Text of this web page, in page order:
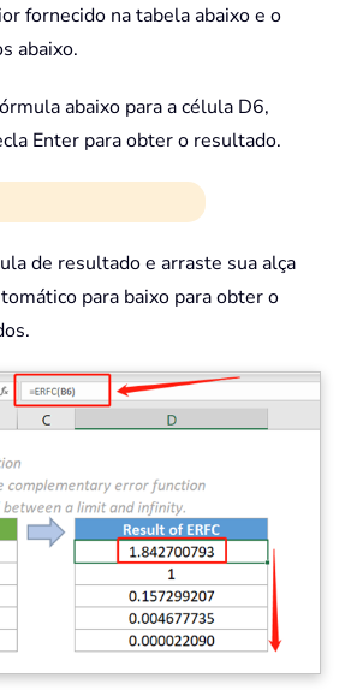
fornecido na tabela abaixo e o
abaixo.
abaixo para a célula D6,
Enter para obter o resultado.
de resultado e arraste sua alça
para baixo para obter o